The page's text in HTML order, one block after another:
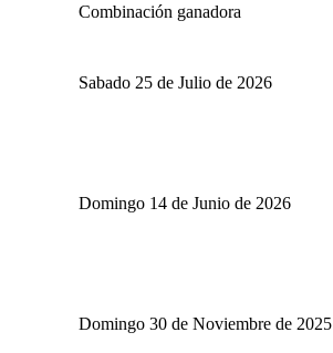
Combinación ganadora
Sabado 25 de Julio de 2026
Domingo 14 de Junio de 2026
Domingo 30 de Noviembre de 2025